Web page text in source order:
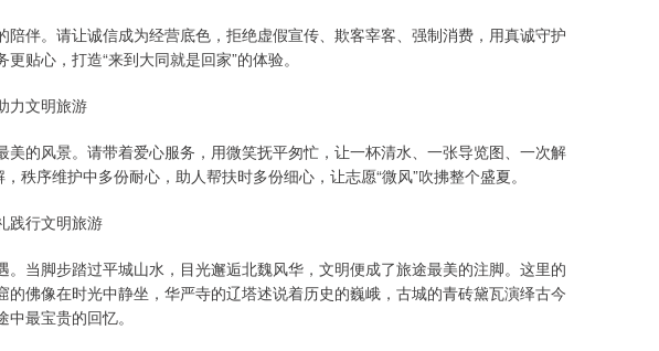
伴。请让诚信成为经营底色，拒绝虚假宣传、欺客宰客、强制消费，用真诚守护
贴心，打造“来到大同就是回家”的体验。
力文明旅游
的风景。请带着爱心服务，用微笑抚平匆忙，让一杯清水、一张导览图、一次解
秩序维护中多份耐心，助人帮扶时多份细心，让志愿“微风”吹拂整个盛夏。
行文明旅游
当脚步踏过平城山水，目光邂逅北魏风华，文明便成了旅途最美的注脚。这里的
佛像在时光中静坐，华严寺的辽塔述说着历史的巍峨，古城的青砖黛瓦演绎古今
最宝贵的回忆。